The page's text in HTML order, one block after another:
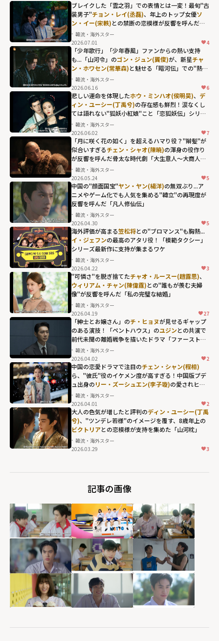
チョン・レイ(丞
磊)、年上のトッ
プ女優ソン・イ
ー(宋軼)との禁断
の恋模様が反響
を呼んだ「与晋
長安」"
width="304"
height="203"
loading="lazy"
fetchpriority="h
igh">
ブレイクした「雲之羽」での表情とは一変！最旬"古
装男子"チョン・レイ(丞磊)、年上のトップ女優ソ
ン・イー(宋軼)との禁断の恋模様が反響を呼んだ
「与晋長安」
韓流・海外スター
2026.07.01
4
「少年歌行」「少年春風」ファンからの熱い支持
も...「山河令」のゴン・ジュン(龔俊)が、新星チャ
ン・ホワセン(常華森)と魅せる「暗河伝」での"熱き
絆"韓流・海外スター
2026.06.16
6
悲しい運命を体現したホウ・ミンハオ(侯明昊)、 デ
ィン・ユーシー(丁禹兮)の存在感も鮮烈！涙なくし
ては語れない"狐妖小紅娘"こと「恋狐妖伝」シリー
ズ第2章
韓流・海外スター
2026.06.02
7
チェン・シャオ
(陳暁)の渾身の役
作りが反響を呼
んだ骨太な時代
劇「大生意人～
大商人への道
～」"
width="304"
height="203"
loading="lazy"
fetchpriority="h
igh">
「月に咲く花の如く」を超えるハマり役？"辮髪"が
似合いすぎるチェン・シャオ(陳暁)の渾身の役作り
が反響を呼んだ骨太な時代劇「大生意人～大商人へ
の道～」
韓流・海外スター
2026.05.24
5
ヤン・ヤン(楊洋)
の無双ぶり...アニ
メやゲーム化で
も人気を集め
る"韓立"の再現
度が反響を呼ん
だ「凡人修仙
伝」"
width="304"
height="203"
loading="lazy"
fetchpriority="h
igh">
中国の"顔面国宝"ヤン・ヤン(楊洋)の無双ぶり...ア
ニメやゲーム化でも人気を集める"韓立"の再現度が
反響を呼んだ「凡人修仙伝」
韓流・海外スター
2026.04.30
5
イ・ジェフンの
最高のアタリ
役！「模範タク
シー」シリーズ
最新作に支持が
集まるワケ"
width="304"
height="203"
loading="lazy"
fetchpriority="h
igh">
海外評価が高まる笠松将との"ブロマンス"も胸熱...
イ・ジェフンの最高のアタリ役！「模範タクシー」
シリーズ最新作に支持が集まるワケ
韓流・海外スター
2026.04.22
3
チャオ・ルース
ー(趙露思)、
リアム・チャン
(陳偉霆)との"誰
もが羨む夫婦
像"が反響を呼ん
だ「私の完璧な
結婚」"
width="304"
height="203"
loading="lazy"
fetchpriority="h
"可憐さ"を脱ぎ捨てたチャオ・ルースー(趙露思)、
ウィリアム・チャン(陳偉霆)との"誰もが羨む夫婦
像"が反響を呼んだ「私の完璧な結婚」
韓流・海外スター
2026.04.19
27
「紳士とお嬢さん」のチ・ヒョヌが見せるギャップ
のある演技！「ペントハウス」のユジンとの共演で
前代未聞の離婚戦争を描いたドラマ「ファーストレ
ディ」
韓流・海外スター
2026.04.02
2
リー・ズーシュ
エン(李子璇)の愛
されヒロイン力
とは？"
igh">
中国の恋愛ドラマで注目のチェン・シャン(程相)
ら、"彼氏"役のイケメン度が高すぎる！中国版プデ
ュ出身のリー・ズーシュエン(李子璇)の愛されヒロ
イン力とは？
韓流・海外スター
2026.04.01
2
width="304"
height="203"
loading="lazy"
fetchpriority="h
igh">
大人の色気が増したと評判のディン・ユーシー(丁禹
兮)、"ツンデレ若様"のイメージを覆す、8歳年上の
ビクトリアとの恋模様が支持を集めた「山河枕」
韓流・海外スター
2026.03.29
3
記事の画像